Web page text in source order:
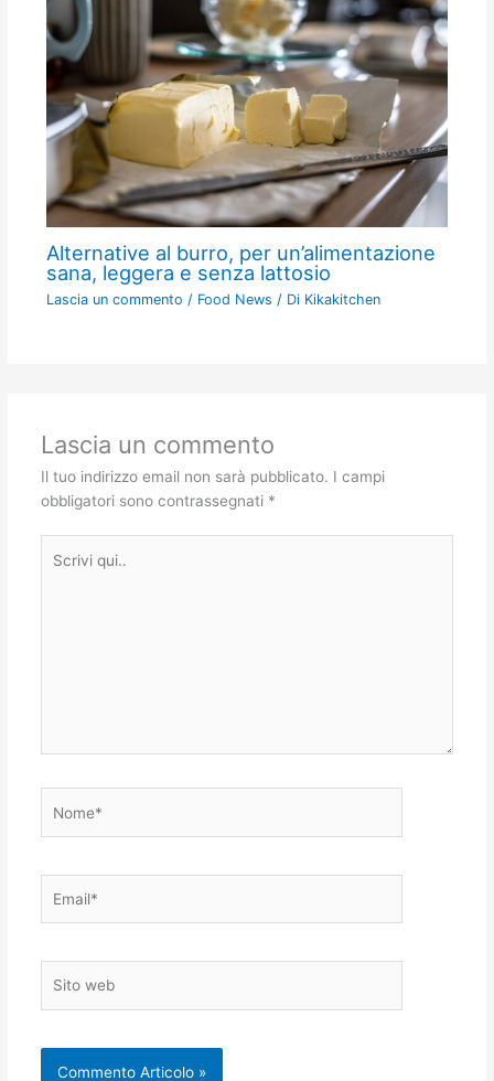
Alternative al burro, per un’alimentazione
sana, leggera e senza lattosio
Lascia un commento / Food News / Di Kikakitchen
Lascia un commento
Il tuo indirizzo email non sarà pubblicato. I campi
obbligatori sono contrassegnati *
qui..
web